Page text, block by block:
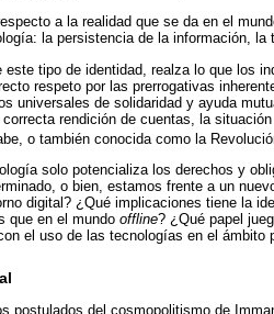
a la realidad que se da en el
la persistencia de la información, la
tipo de identidad, realza lo que los
respeto por las prerrogativas
universales de solidaridad y ayuda
rendición de cuentas, la
o también conocida como la
solo potencializa los derechos y
o bien, estamos frente a un
digital? ¿Qué implicaciones tiene la
que en el mundo offline? ¿Qué papel
el uso de las tecnologías en el ámbito
postulados del cosmopolitismo de